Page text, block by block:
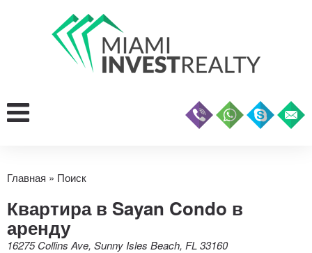
Главная » Поиск
Квартира в Sayan Condo в
аренду
16275 Collins Ave, Sunny Isles Beach, FL 33160